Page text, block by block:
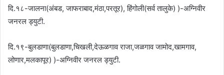
दि.१८-जालना(अंबड, जाफराबाद,मंठा,परतूर), हिंगोली(सर्व तालुके) )-अग्निवीर
जनरल ड्युटी.
दि.१९-बुलडाणा(बुलडाणा,चिखली,देऊळगाव राजा,जळगाव जामोद,खामगाव,
लोणार,मलकापूर) )-अग्निवीर जनरल ड्युटी.